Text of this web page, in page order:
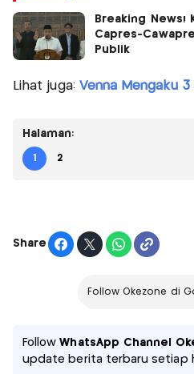
Breaking News!
Capres-
Publik
Lihat juga: Venna Mengaku 3
Halaman:
1 2
Share
Follow Okezone di
FollowWhatsApp Channel
update berita terbaru setiap